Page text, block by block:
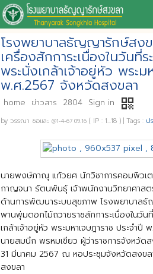
โรงพยาบาลธัญญารักษ์สงข
เครื่องสักการะเนื่องในวันที่
พระนั่งเกล้าเจ้าอยู่หัว พระม
พ.ศ.2567 จังหวัดสงขลา
home ข่าวสาร 2804 Sign in qr_code
by วรรณา ซอและ @1-4-67 09.16 ( IP : 1...18 ) | Tags : ป
นายพงษ์ภาณุ แก้วยศ นักวิชาการคอมพิวเ
กาญจนา รัตนพันธุ์ เจ้าพนักงานวิทยาศาส
ด้านการพัฒนาระบบสุขภาพ โรงพยาบาลธั
พานพุ่มดอกไม้ถวายราชสักการะเนื่องในวัน
เกล้าเจ้าอยู่หัว พระมหาเจษฎาราช ประจำ
นายสมนึก พรหมเขียว ผู้ว่าราชการจังหวัด
31 มีนาคม 2567 ณ หอประชุมจังหวัดสงขล
สงขลา